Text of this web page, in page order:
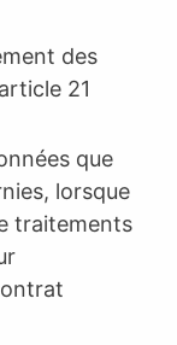
des
21
que
lorsque
traitements